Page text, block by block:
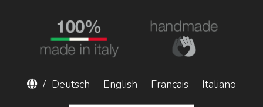
/ Deutsch - English - Français - Italiano